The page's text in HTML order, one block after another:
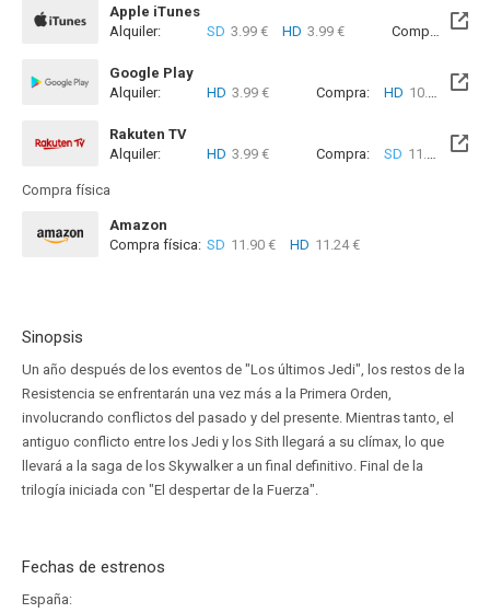
Apple iTunes
Alquiler:
SD 3.99 € HD 3.99 € Compra: SD
Google Play
Alquiler:
HD 3.99 € Compra: HD 10.99 €
Rakuten TV
Alquiler:
HD 3.99 € Compra: SD 11.99 € HD
Compra física
Amazon
Compra física: SD 11.90 € HD 11.24 €
Sinopsis
Un año después de los eventos de "Los últimos Jedi", los restos de la
Resistencia se enfrentarán una vez más a la Primera Orden,
involucrando conflictos del pasado y del presente. Mientras tanto, el
antiguo conflicto entre los Jedi y los Sith llegará a su clímax, lo que
llevará a la saga de los Skywalker a un final definitivo. Final de la
trilogía iniciada con "El despertar de la Fuerza".
Fechas de estrenos
España: